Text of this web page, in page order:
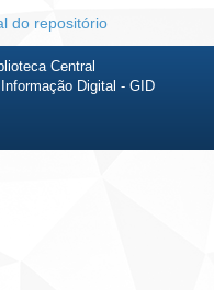
do repositório
Central
Digital - GID